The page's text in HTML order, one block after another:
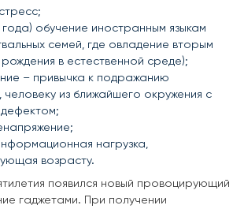
обучение иностранным языкам
семей, где овладение вторым
рождения в естественной среде);
– привычка к подражанию
человеку из ближайшего окружения с
нагрузка,
возрасту.
появился новый провоцирующий
гаджетами. При получении